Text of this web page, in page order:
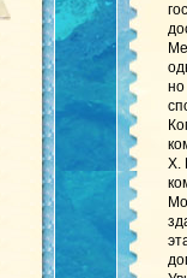
но
Х.